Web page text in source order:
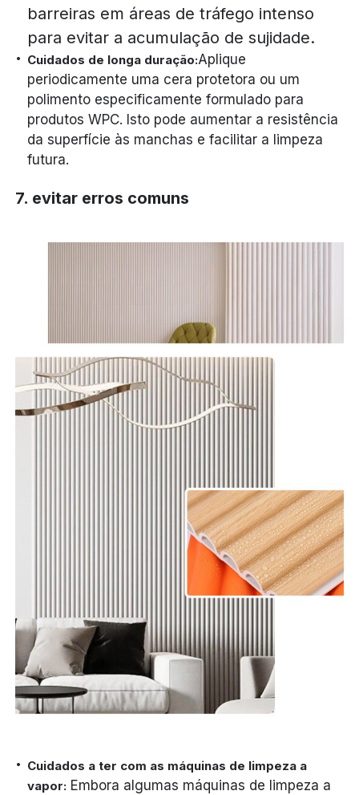
barreiras em áreas de tráfego intenso
para evitar a acumulação de sujidade.
Cuidados de longa duração:Aplique
periodicamente uma cera protetora ou um
polimento especificamente formulado para
produtos WPC. Isto pode aumentar a resistência
da superfície às manchas e facilitar a limpeza
futura.
7. evitar erros comuns
Cuidados a ter com as máquinas de limpeza a
vapor: Embora algumas máquinas de limpeza a